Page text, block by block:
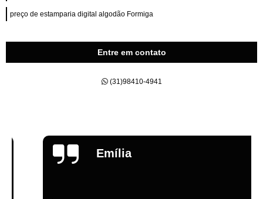
preço de estamparia digital algodão Formiga
Entre em contato
(31)98410-4941
Emília